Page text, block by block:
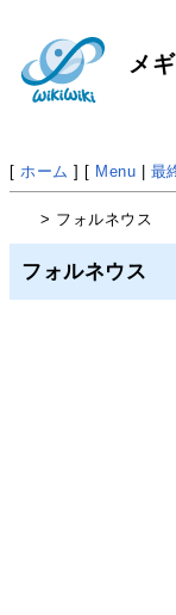
メ
[ ホーム ] [ Menu | 最
> フォルネウス
フォルネウス